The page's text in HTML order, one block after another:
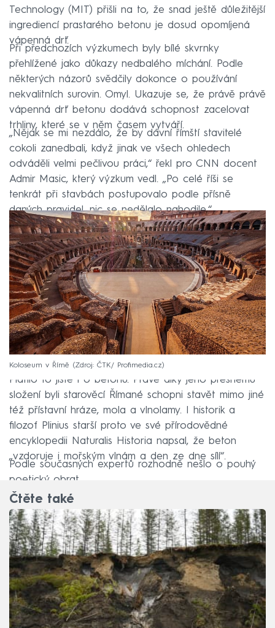
Technology (MIT) přišli na to, že snad ještě důležitější
ingrediencí prastarého betonu je dosud opomíjená
vápenná drť.
Při předchozích výzkumech byly bílé skvrnky
přehlížené jako důkazy nedbalého míchání. Podle
některých názorů svědčily dokonce o používání
nekvalitních surovin. Omyl. Ukazuje se, že právě právě
vápenná drť betonu dodává schopnost zacelovat
trhliny, které se v něm časem vytváří.
„Nějak se mi nezdálo, že by dávní římští stavitelé
cokoli zanedbali, když jinak ve všech ohledech
odváděli velmi pečlivou práci,“ řekl pro CNN docent
Admir Masic, který výzkum vedl. „Po celé říši se
tenkrát při stavbách postupovalo podle přísně
daných pravidel, nic se nedělalo nahodile.“
Koloseum v Římě Zdroj: ČTK/ Profimedia.cz
Platilo to jistě i o betonu. Právě díky jeho přesnému
složení byli starověcí Římané schopni stavět mimo jiné
též přístavní hráze, mola a vlnolamy. I historik a
filozof Plinius starší proto ve své přírodovědné
encyklopedii Naturalis Historia napsal, že beton
„vzdoruje i mořským vlnám a den ze dne sílí“.
Podle současných expertů rozhodně nešlo o pouhý
poetický obrat.
Čtěte také